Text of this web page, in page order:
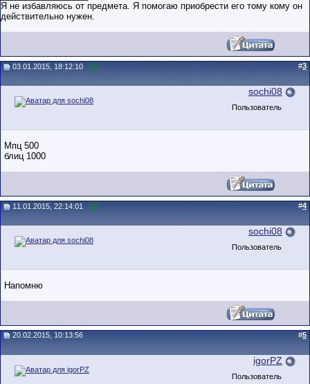
Я не избавляюсь от предмета. Я помогаю приобрести его тому кому он
действительно нужен.
03.01.2015, 18:12:10 #3
sochi08
Пользователь
Мпц 500
блиц 1000
11.01.2015, 22:14:01 #4
sochi08
Пользователь
Напомню
20.02.2015, 10:13:56 #5
igorPZ
Пользователь